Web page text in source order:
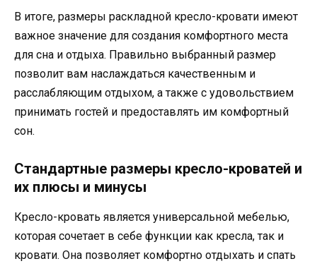
В итоге, размеры раскладной кресло-кровати имеют
важное значение для создания комфортного места
для сна и отдыха. Правильно выбранный размер
позволит вам наслаждаться качественным и
расслабляющим отдыхом, а также с удовольствием
принимать гостей и предоставлять им комфортный
сон.
Стандартные размеры кресло-кроватей и
их плюсы и минусы
Кресло-кровать является универсальной мебелью,
которая сочетает в себе функции как кресла, так и
кровати. Она позволяет комфортно отдыхать и спать